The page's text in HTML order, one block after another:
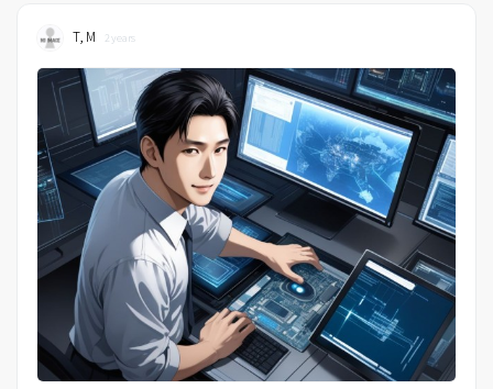
T, M 2 years